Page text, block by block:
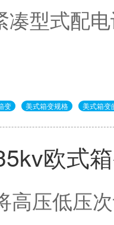
凑型式配
变 美式箱变规格 美式箱变
欧式
高压低压